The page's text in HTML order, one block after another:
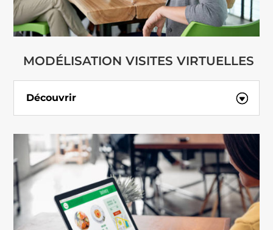
MODÉLISATION VISITES VIRTUELLES
Découvrir